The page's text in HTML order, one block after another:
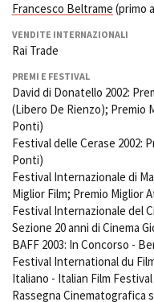
Francesco Beltrame (primo
VENDITE INTERNAZIONALI
Rai Trade
PREMI E FESTIVAL
David di Donatello 2002:
(Libero De Rienzo); Premio
Ponti)
Festival delle Cerase 2002:
Ponti)
Festival Internazionale di
Miglior Film; Premio Miglior
Festival Internazionale del
Sezione 20 anni di Cinema
BAFF 2003: In Concorso -
Festival International du
Italiano - Italian Film
Rassegna Cinematografica